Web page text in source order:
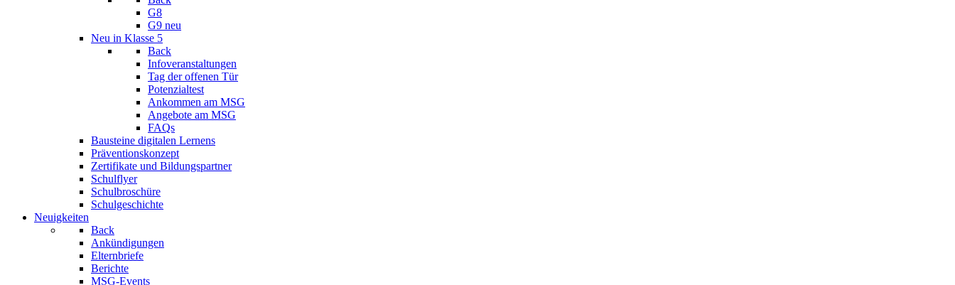
G8
G9 neu
Neu in Klasse 5
Back
Infoveranstaltungen
Tag der offenen Tür
Potenzialtest
Ankommen am MSG
Angebote am MSG
FAQs
Bausteine digitalen Lernens
Präventionskonzept
Zertifikate und Bildungspartner
Schulflyer
Schulbroschüre
Schulgeschichte
Neuigkeiten
Back
Ankündigungen
Elternbriefe
Berichte
MSG-Events